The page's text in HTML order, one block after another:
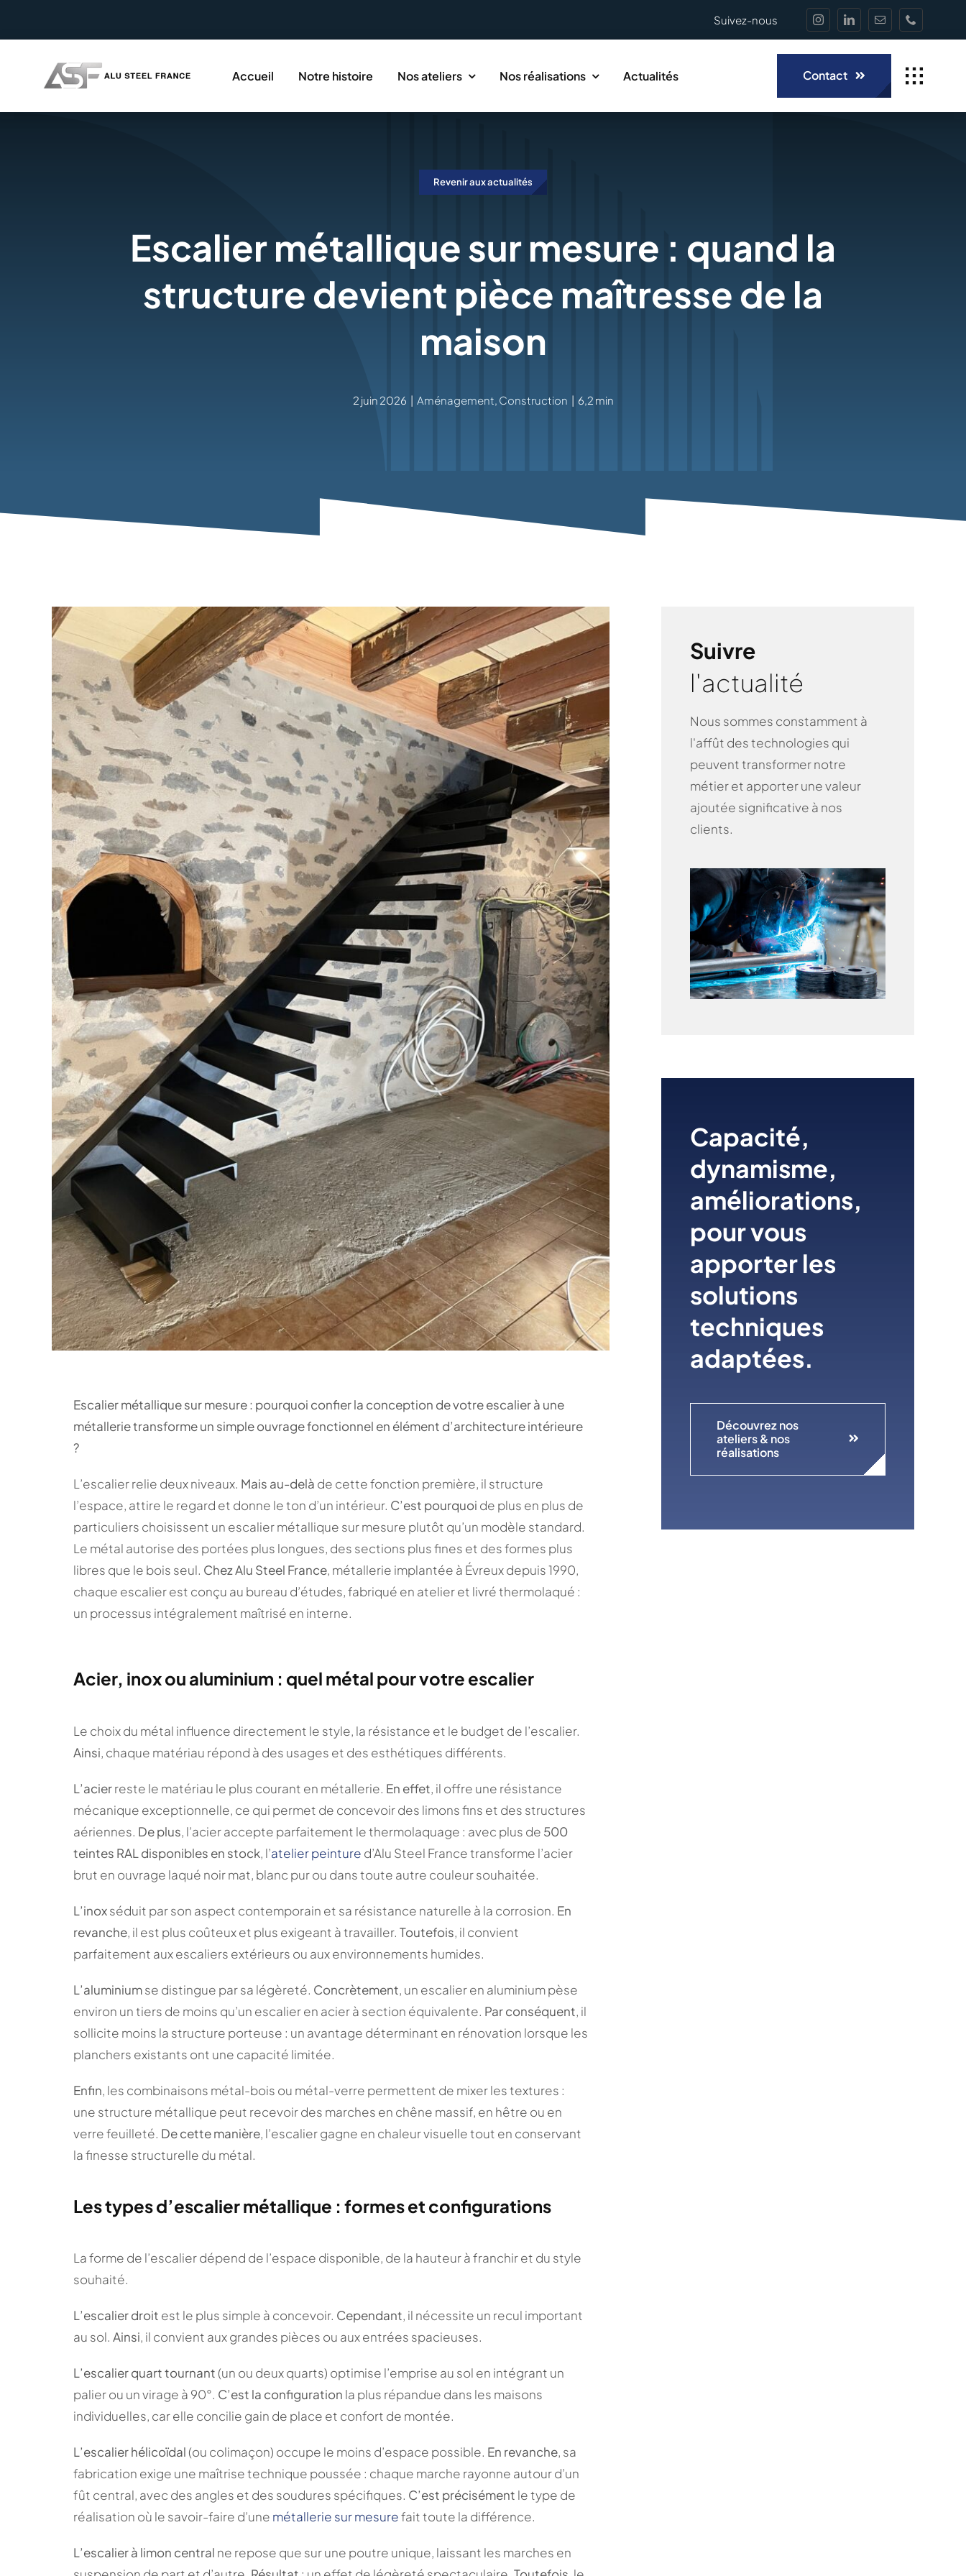
Suivez-nous
Accueil Notre histoire Nos ateliers Nos réalisations Actualités Contact
Revenir aux actualités
Escalier métallique sur mesure : quand la
structure devient pièce maîtresse de la
maison
2 juin 2026 | Aménagement Construction | 6,2 min
Escalier métallique sur mesure : pourquoi confier la conception de votre escalier à une
métallerie transforme un simple ouvrage fonctionnel en élément d’architecture intérieure
?
L’escalier relie deux niveaux. Mais au-delà de cette fonction première, il structure
l’espace, attire le regard et donne le ton d’un intérieur. C’est pourquoi de plus en plus de
particuliers choisissent un escalier métallique sur mesure plutôt qu’un modèle standard.
Le métal autorise des portées plus longues, des sections plus fines et des formes plus
libres que le bois seul. Chez Alu Steel France, métallerie implantée à Évreux depuis 1990,
chaque escalier est conçu au bureau d’études, fabriqué en atelier et livré thermolaqué :
un processus intégralement maîtrisé en interne.
Acier, inox ou aluminium : quel métal pour votre escalier
Le choix du métal influence directement le style, la résistance et le budget de l’escalier.
Ainsi, chaque matériau répond à des usages et des esthétiques différents.
L’acierreste le matériau le plus courant en métallerie. En effet, il offre une résistance
mécanique exceptionnelle, ce qui permet de concevoir des limons fins et des structures
aériennes. De plus, l’acier accepte parfaitement le thermolaquage : avec plus de 500
teintes RAL disponibles en stock, l’atelier peinture d’Alu Steel France transforme l’acier
brut en ouvrage laqué noir mat, blanc pur ou dans toute autre couleur souhaitée.
L’inoxséduit par son aspect contemporain et sa résistance naturelle à la corrosion. En
revanche, il est plus coûteux et plus exigeant à travailler. Toutefois, il convient
parfaitement aux escaliers extérieurs ou aux environnements humides.
L’aluminiumse distingue par sa légèreté. Concrètement, un escalier en aluminium pèse
environ un tiers de moins qu’un escalier en acier à section équivalente. Par conséquent, il
sollicite moins la structure porteuse : un avantage déterminant en rénovation lorsque les
planchers existants ont une capacité limitée.
Enfin, les combinaisons métal-bois ou métal-verre permettent de mixer les textures :
une structure métallique peut recevoir des marches en chêne massif, en hêtre ou en
verre feuilleté. De cette manière, l’escalier gagne en chaleur visuelle tout en conservant
la finesse structurelle du métal.
Les types d’escalier métallique : formes et configurations
La forme de l’escalier dépend de l’espace disponible, de la hauteur à franchir et du style
souhaité.
L’escalier droit est le plus simple à concevoir. Cependant, il nécessite un recul important
au sol. Ainsi, il convient aux grandes pièces ou aux entrées spacieuses.
L’escalier quart tournant(un ou deux quarts) optimise l’emprise au sol en intégrant un
palier ou un virage à 90°. C’est la configuration la plus répandue dans les maisons
individuelles, car elle concilie gain de place et confort de montée.
L’escalier hélicoïdal(ou colimaçon) occupe le moins d’espace possible. En revanche, sa
fabrication exige une maîtrise technique poussée : chaque marche rayonne autour d’un
fût central, avec des angles et des soudures spécifiques. C’est précisément le type de
réalisation où le savoir-faire d’une métallerie sur mesurefait toute la différence.
L’escalier à limon central ne repose que sur une poutre unique, laissant les marches en
Suivre
l'actualité
Nous sommes constamment à
l'affût des technologies qui
peuvent transformer notre
métier et apporter une valeur
ajoutée significative à nos
clients.
Capacité,
dynamisme,
améliorations,
pour vous
apporter les
solutions
techniques
adaptées.
Découvrez nos
ateliers & nos
réalisations